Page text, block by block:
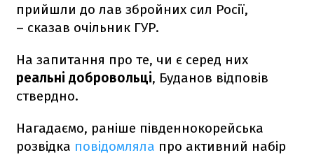
прийшли до лав збройних сил Росії,
– сказав очільник ГУР.
На запитання про те, чи є серед них
реальні добровольці, Буданов відповів
ствердно.
Нагадаємо, раніше південнокорейська
розвідка повідомляла про активний набір